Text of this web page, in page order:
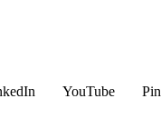
YouTube